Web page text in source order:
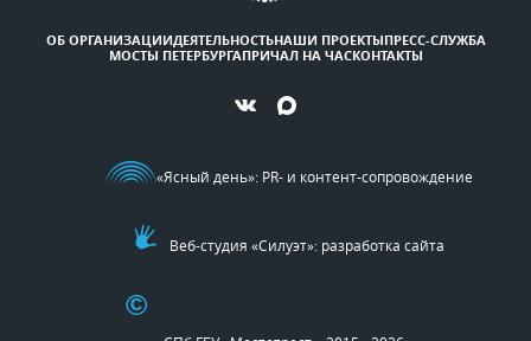
ОБ ОРГАНИЗАЦИИДЕЯТЕЛЬНОСТЬНАШИ ПРОЕКТЫПРЕСС-СЛУЖБА
МОСТЫ ПЕТЕРБУРГАПРИЧАЛ НА ЧАСКОНТАКТЫ
©
«Ясный день»: PR- и контент-сопровождение
Веб-студия «Силуэт»: разработка сайта